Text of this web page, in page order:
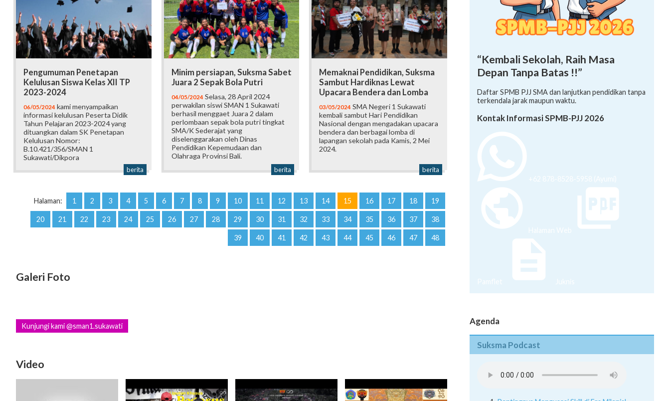
Pengumuman Penetapan
Kelulusan Siswa Kelas XII TP
2023-2024
06/05/2024 kami menyampaikan
informasi kelulusan Peserta Didik
Tahun Pelajaran 2023-2024 yang
dituangkan dalam SK Penetapan
Kelulusan Nomor:
B.10.421/356/SMAN 1
Sukawati/Dikpora
berita
Minim persiapan, Suksma Sabet
Juara 2 Sepak Bola Putri
04/05/2024Selasa, 28 April 2024
perwakilan siswi SMAN 1 Sukawati
berhasil menggaet Juara 2 dalam
perlombaan sepak bola putri tingkat
SMA/K Sederajat yang
diselenggarakan oleh Dinas
Pendidikan Kepemudaan dan
Olahraga Provinsi Bali.
berita
Memaknai Pendidikan, Suksma
Sambut Hardiknas Lewat
Upacara Bendera dan Lomba
03/05/2024 SMA Negeri 1 Sukawati
kembali sambut Hari Pendidikan
Nasional dengan mengadakan upacara
bendera dan berbagai lomba di
lapangan sekolah pada Kamis, 2 Mei
2024.
berita
Halaman: 1 2 3 4 5 6 7 8 9 10 11 12 13 14 15 16 17 18 19
20 21 22 23 24 25 26 27 28 29 30 31 32 33 34 35 36 37 38
39 40 41 42 43 44 45 46 47 48
Galeri Foto
Kunjungi kami @sman1.sukawati
Video
“Kembali Sekolah, Raih Masa
Depan Tanpa Batas !!”
Daftar SPMB PJJ SMA dan lanjutkan pendidikan tanpa
terkendala jarak maupun waktu.
Kontak Informasi SPMB-PJJ 2026
+62 878-8528-5958 (Ayumi)
Halaman Web
Pamflet Juknis
Agenda
Suksma Podcast